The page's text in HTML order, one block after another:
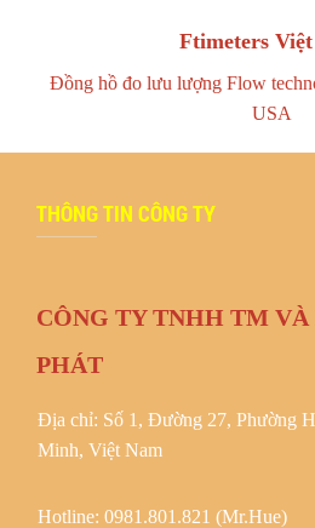
Ftimeters
Đồng hồ đo lưu lượng Flow
USA
THÔNG TIN CÔNG TY
CÔNG TY TNHH TM
PHÁT
Địa chỉ: Số 1, Đường 27, Phường
Minh, Việt Nam
Hotline: 0981.801.821 (Mr.Hue)